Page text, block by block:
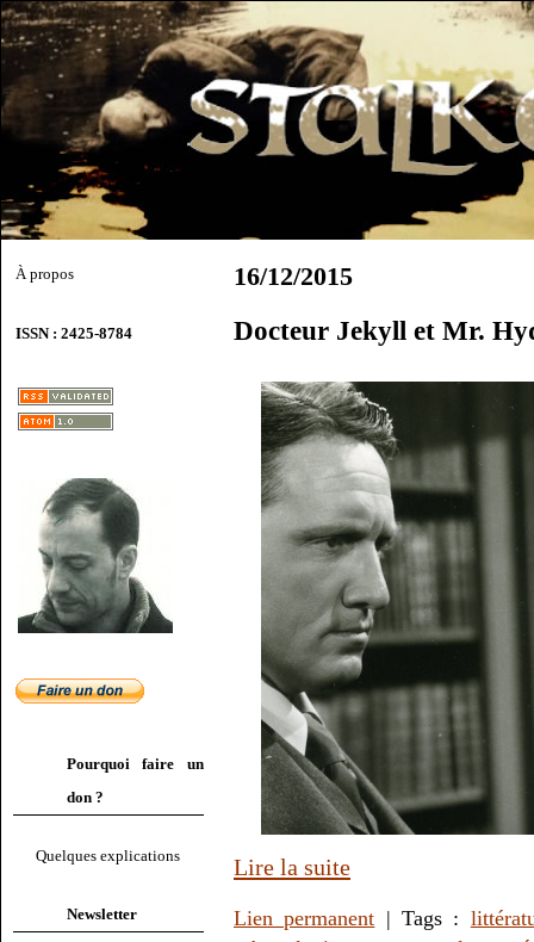
À propos
ISSN : 2425-8784
Pourquoi faire un
don ?
Quelques explications
Newsletter
16/12/2015
Docteur Jekyll et Mr.
Lire la suite
Lien permanent | Tags :